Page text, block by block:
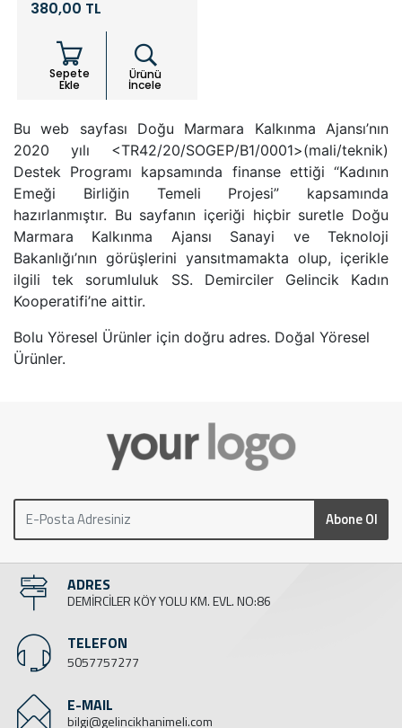
Bolu Yöresel Ürünler için doğru adres. Doğal Yöresel
Ürünler.
380,00 TL
Sepete
Ekle
Ürünü
İncele
Bu web sayfası Doğu Marmara Kalkınma Ajansı’nın
2020 yılı <TR42/20/SOGEP/B1/0001>(mali/teknik)
Destek Programı kapsamında finanse ettiği “Kadının
Emeği Birliğin Temeli Projesi” kapsamında
hazırlanmıştır. Bu sayfanın içeriği hiçbir suretle Doğu
Marmara Kalkınma Ajansı Sanayi ve Teknoloji
Bakanlığı’nın görüşlerini yansıtmamakta olup, içerikle
ilgili tek sorumluluk SS. Demirciler Gelincik Kadın
Kooperatifi’ne aittir.
Abone Ol
ADRES
DEMİRCİLER KÖY YOLU KM. EVL. NO:86
TELEFON
5057757277
E-MAIL
bilgi@gelincikhanimeli.com